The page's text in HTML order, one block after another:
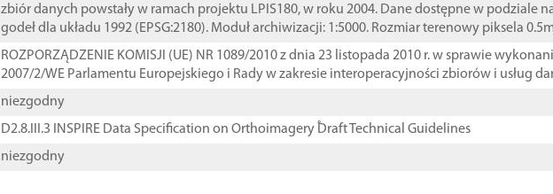
zbiór danych powstały w ramach projektu LPIS180, w roku 2004. Dane dostępne w podziale
godeł dla układu 1992 (EPSG:2180). Moduł archiwizacji: 1:5000. Rozmiar terenowy piksela
ROZPORZĄDZENIE KOMISJI (UE) NR 1089/2010 z dnia 23 listopada 2010 r. w sprawie
2007/2/WE Parlamentu Europejskiego i Rady w zakresie interoperacyjności zbiorów i usług
niezgodny
D2.8.III.3 INSPIRE Data Specification on Orthoimagery ֠Draft Technical Guidelines
niezgodny